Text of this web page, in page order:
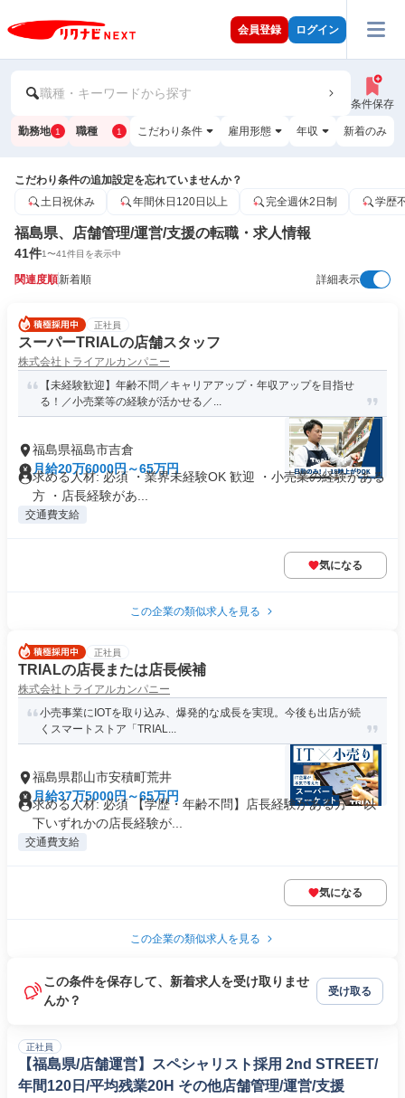
会員登録 ログイン
職種・キーワードから探す
条件保存
勤務地 1 職種 1 こだわり条件 雇用形態 年収 新着のみ
こだわり条件の追加設定を忘れていませんか？
土日祝休み
年間休日120日以上 完全週休2日制 学歴
福島県、店舗管理/運営/支援の転職・求人情報
41件1〜41件目を表示中
関連度順新着順 詳細表示
正社員
スーパーTRIALの店舗スタッフ
株式会社トライアルカンパニー
【未経験歓迎】年齢不問／キャリアアップ・年収アップを目指せ
る！／小売業等の経験が活かせる／...
福島県福島市吉倉
月給20万6000円～65万円
求める人材: 必須 ・業界未経験OK 歓迎 ・小売業の経験がある
方 ・店長経験があ...
交通費支給
気になる
この企業の類似求人を見る
正社員
TRIALの店長または店長候補
株式会社トライアルカンパニー
小売事業にIOTを取り込み、爆発的な成長を実現。今後も出店が続
くスマートストア「TRIAL...
福島県郡山市安積町荒井
月給37万5000円～65万円
求める人材: 必須 【学歴・年齢不問】店長経験がある方 ～以
下いずれかの店長経験が...
交通費支給
気になる
この企業の類似求人を見る
この条件を保存して、新着求人を受け取りませ
んか？
受け取る
正社員
【福島県/店舗運営】スペシャリスト採用 2nd STREET/
年間120日/平均残業20H その他店舗管理/運営/支援